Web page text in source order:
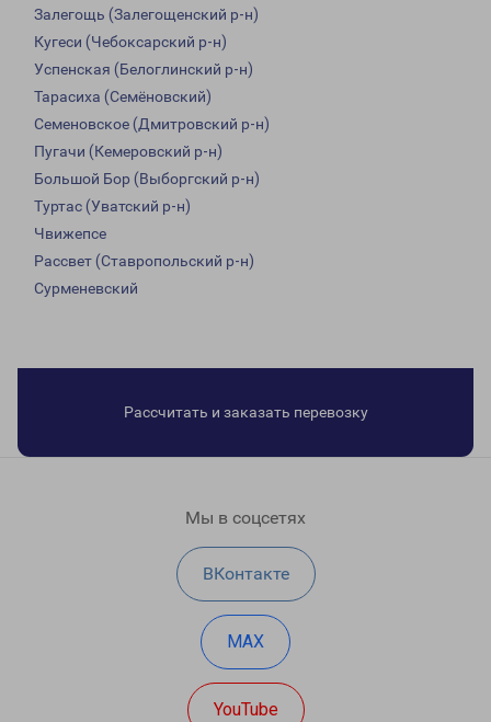
Залегощь (Залегощенский р-н)
Кугеси (Чебоксарский р-н)
Успенская (Белоглинский р-н)
Тарасиха (Семёновский)
Семеновское (Дмитровский р-н)
Пугачи (Кемеровский р-н)
Большой Бор (Выборгский р-н)
Туртас (Уватский р-н)
Чвижепсе
Рассвет (Ставропольский р-н)
Сурменевский
Рассчитать и заказать перевозку
Мы в соцсетях
ВКонтакте
MAX
YouTube